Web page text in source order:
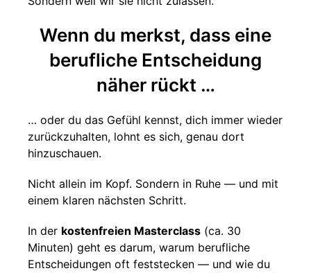
Wenn du merkst, dass eine
berufliche Entscheidung
näher rückt …
… oder du das Gefühl kennst, dich immer wieder
zurückzuhalten, lohnt es sich, genau dort
hinzuschauen.
Nicht allein im Kopf. Sondern in Ruhe — und mit
einem klaren nächsten Schritt.
In der kostenfreien Masterclass (ca. 30
Minuten) geht es darum, warum berufliche
Entscheidungen oft feststecken — und wie du